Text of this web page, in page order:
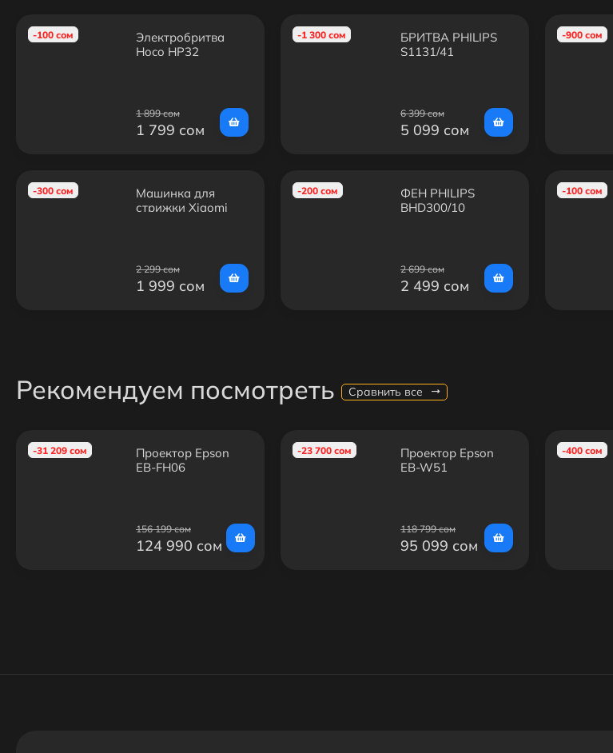
-100 сом
Электробритва
Hoco HP32
1 899 сом
1 799 сом
-300 сом
Машинка для
стрижки Xiaomi
2 299 сом
1 999 сом
-1 300 сом
БРИТВА PHILIPS
S1131/41
6 399 сом
5 099 сом
-200 сом
ФЕН PHILIPS
BHD300/10
2 699 сом
2 499 сом
-900 сом
-100 сом
Рекомендуем посмотреть Сравнить все
-31 209 сом
Проектор Epson
EB-FH06
156 199 сом
124 990 сом
-23 700 сом
Проектор Epson
EB-W51
118 799 сом
95 099 сом
-400 сом